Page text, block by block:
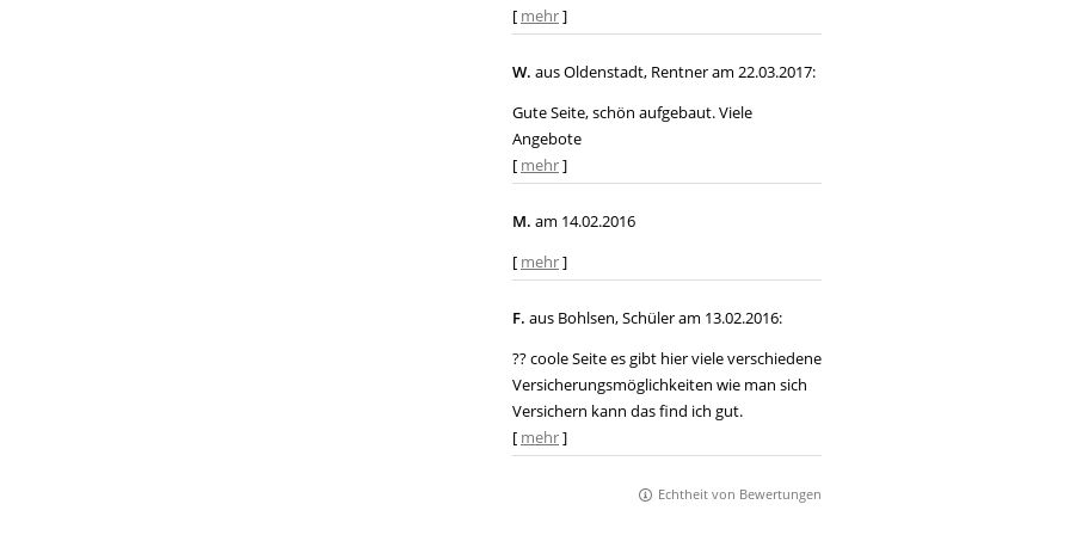
[ mehr]
W. aus Oldenstadt, Rentneram 22.03.2017:
Gute Seite, schön aufgebaut. Viele
Angebote
[ mehr]
M. am 14.02.2016
[ mehr]
F. aus Bohlsen, Schüleram 13.02.2016:
?? coole Seite es gibt hier viele verschiedene
Versicherungsmöglichkeiten wie man sich
Versichern kann das find ich gut.
[ mehr]
Echtheit von Bewertungen